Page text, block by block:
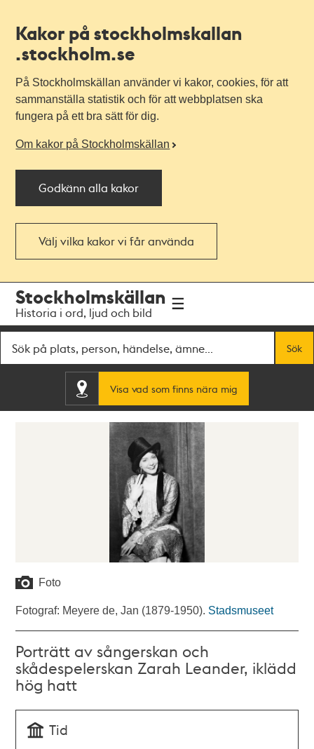
Kakor på stockholmskallan
.stockholm.se
På Stockholmskällan använder vi kakor, cookies, för att
sammanställa statistik och för att webbplatsen ska
fungera på ett bra sätt för dig.
Om kakor på Stockholmskällan
Godkänn alla kakor
Välj vilka kakor vi får använda
navigationen
huvudinnehållet
Stockholmskällan
Historia i ord, ljud och bild
Sök
Visa vad som finns nära mig
Foto
Fotograf: Meyere de, Jan (1879-1950). Stadsmuseet
Porträtt av sångerskan och
skådespelerskan Zarah Leander, iklädd
hög hatt
Tid